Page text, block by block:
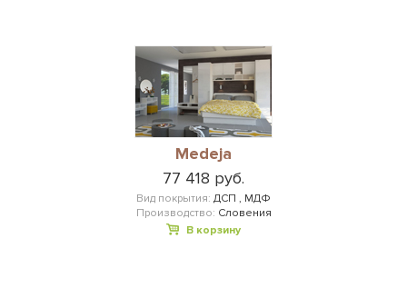
Medeja
77 418 руб.
Вид покрытия: ДСП , МДФ
Производство: Словения
В корзину